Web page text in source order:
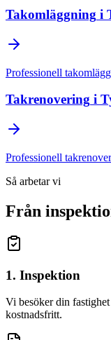
Takomläggning i
Professionell
Takrenovering i
Professionell
Så arbetar vi
Från
1. Inspektion
Vi besöker din
kostnadsfritt.